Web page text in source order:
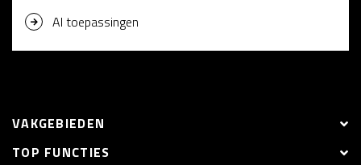
AI toepassingen
VAKGEBIEDEN
TOP FUNCTIES